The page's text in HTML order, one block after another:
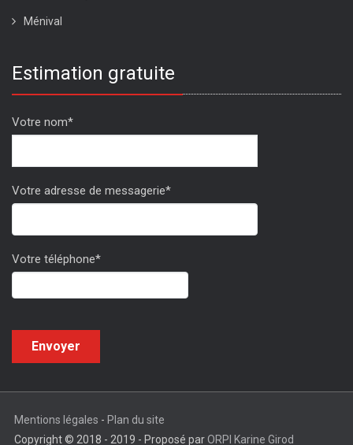
Ménival
Estimation gratuite
Votre nom*
Votre adresse de messagerie*
Votre téléphone*
Mentions légales - Plan du site
Copyright © 2018 - 2019 - Proposé parORPI Karine Girod